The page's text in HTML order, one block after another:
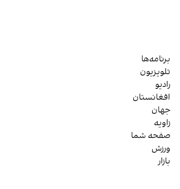
برنامه‌ها
تلویزیون
رادیو
افغانستان
جهان
زاویه
صفحه شما
ورزش
بازار